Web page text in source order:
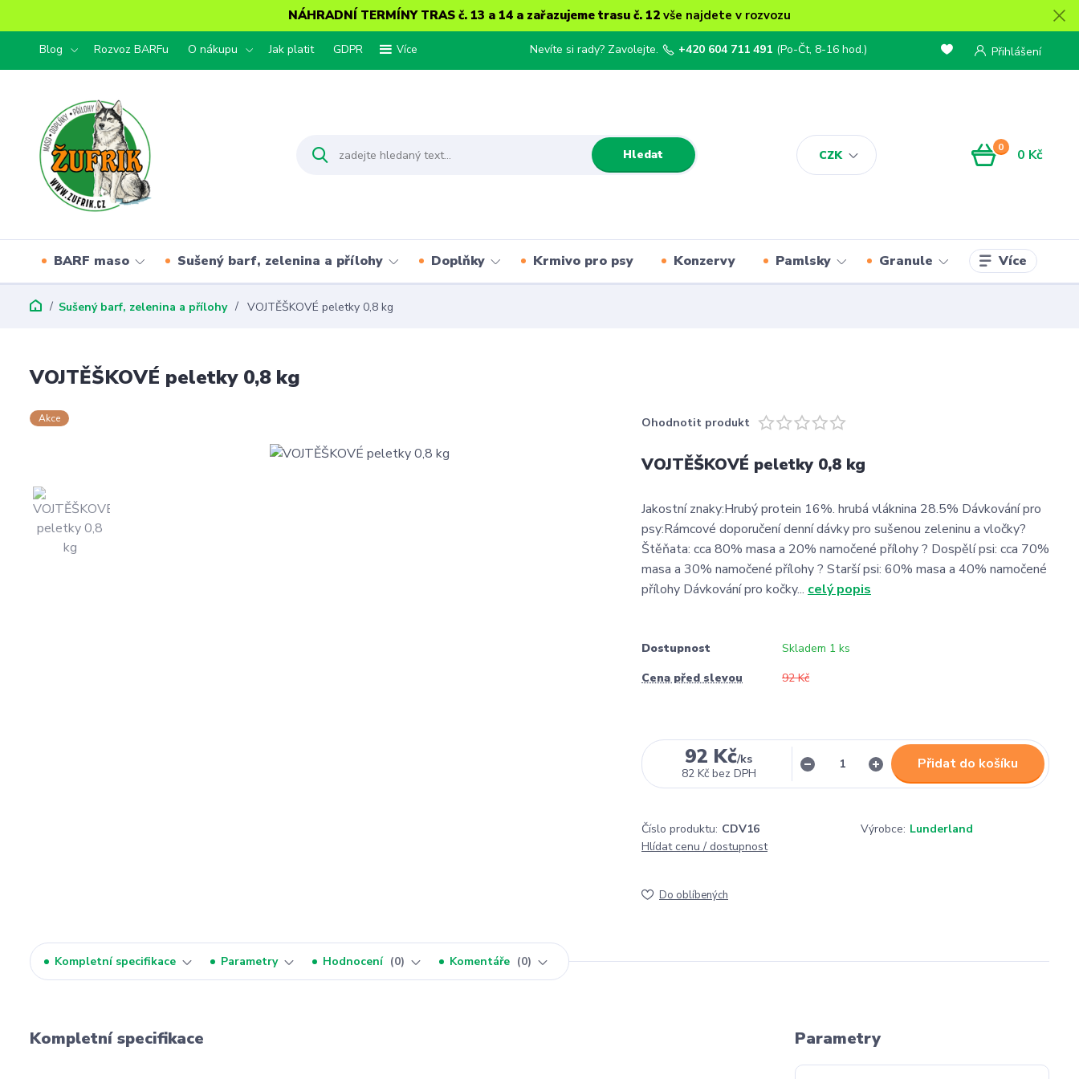
NÁHRADNÍ TERMÍNY TRAS č. 13 a 14 a zařazujeme trasu č. 12 vše najdete v rozvozu
Blog Rozvoz BARFu O nákupu Jak platit GDPR Více
CZK
Přihlášení
Hledat
Nevíte si rady? Zavolejte. +420 604 711 491 (Po-Čt, 8-16 hod.)
0 0 Kč
BARF maso Sušený barf, zelenina a přílohy Doplňky Krmivo pro psy Konzervy Pamlsky Granule Více
Sušený barf, zelenina a přílohy VOJTĚŠKOVÉ peletky 0,8 kg
VOJTĚŠKOVÉ peletky 0,8 kg
Akce Ohodnotit produkt
VOJTĚŠKOVÉ peletky 0,8 kg
Jakostní znaky:Hrubý protein 16%. hrubá vláknina 28.5% Dávkování pro
psy:Rámcové doporučení denní dávky pro sušenou zeleninu a vločky?
Štěňata: cca 80% masa a 20% namočené přílohy ? Dospělí psi: cca 70%
masa a 30% namočené přílohy ? Starší psi: 60% masa a 40% namočené
přílohy Dávkování pro kočky... celý popis
Dostupnost
Skladem 1 ks
Cena před slevou
92 Kč
92 Kč/ks
82 Kč bez DPH
Přidat do košíku
Číslo produktu: CDV16 Výrobce: Lunderland
Hlídat cenu / dostupnost
Do oblíbených
Kompletní specifikace Parametry Hodnocení 0 Komentáře 0
Kompletní specifikace Parametry